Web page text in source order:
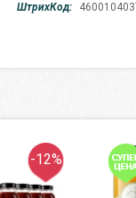
ШтрихКод:
-12%